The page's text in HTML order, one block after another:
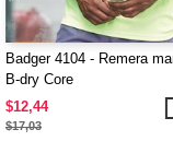
Badger 4104 - Remera
B-dry Core
$12,44
$17,03